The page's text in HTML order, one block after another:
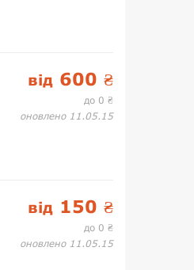
від 600 ₴
до 0 ₴
оновлено 11.05.15
від 150 ₴
до 0 ₴
оновлено 11.05.15